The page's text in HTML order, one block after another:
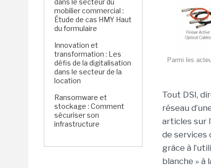
dans le secteur du
mobilier commercial :
Étude de cas HMY Haut
du formulaire
Innovation et
transformation : Les
défis de la digitalisation
dans le secteur de la
location
Ransomware et
stockage : Comment
sécuriser son
infrastructure
Parmi les
Tout DSI,
réseau
articles sur
de services
grâce à
blanche »